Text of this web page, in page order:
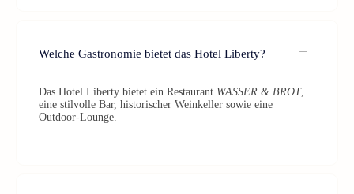
Welche Gastronomie bietet das Hotel Liberty?
Das Hotel Liberty bietet ein Restaurant WASSER & BROT,
eine stilvolle Bar, historischer Weinkeller sowie eine
Outdoor-Lounge.